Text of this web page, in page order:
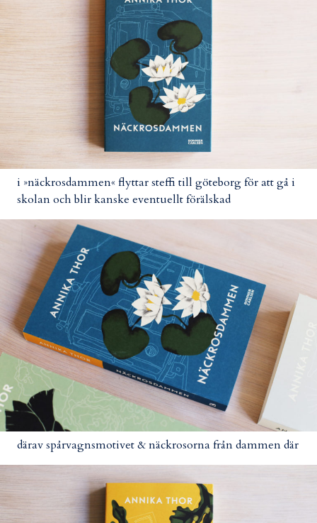
i »näckrosdammen« flyttar steffi till göteborg för att gå i
skolan och blir kanske eventuellt förälskad
därav spårvagnsmotivet & näckrosorna från dammen där